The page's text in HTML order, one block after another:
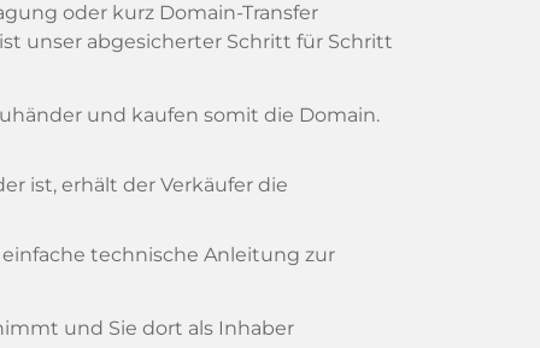
oder kurz Domain-Transfer
unser abgesicherter Schritt für Schritt
und kaufen somit die Domain.
ist, erhält der Verkäufer die
technische Anleitung zur
und Sie dort als Inhaber